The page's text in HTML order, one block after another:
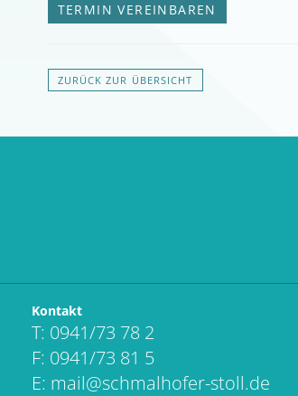
TERMIN VEREINBAREN
ZURÜCK ZUR ÜBERSICHT
Kontakt
T: 0941/73 78 2
F: 0941/73 81 5
E: mail@schmalhofer-stoll.de